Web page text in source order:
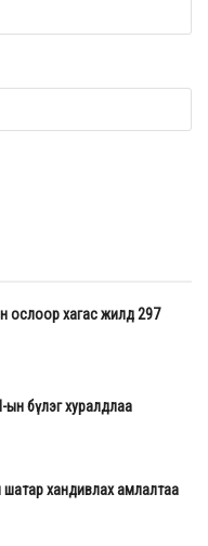
анхааруулж байна
ослоор хагас жилд 297
бүлэг хуралдлаа
хандивлах амлалтаа